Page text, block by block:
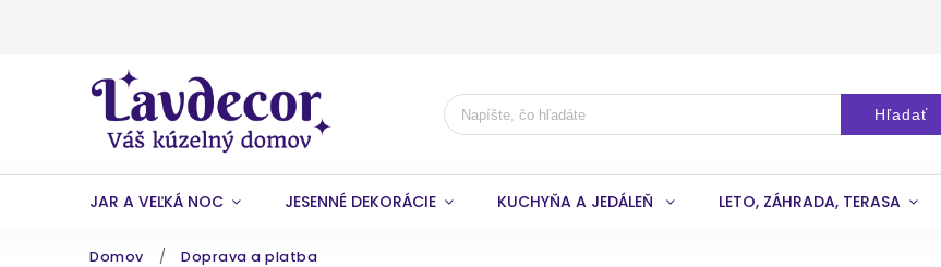
Hľadať
JAR A VEĽKÁ NOC JESENNÉ DEKORÁCIE KUCHYŇA A JEDÁLEŇ LETO, ZÁHRADA, TERASA
Domov / Doprava a platba